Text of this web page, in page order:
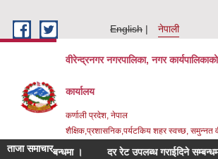
English
नेपाली
वीरेन्द्रनगर नगरपालिका, नगर कार्यपालिकाको
कार्यालय
कर्णाली प्रदेश, नेपाल
शैक्षिक,प्रशासनिक,पर्यटकिय शहर स्वच्छ, समुन्नत
ताजा समाचार
गर्ने सम्बन्धमा । दर रेट उपलब्ध गराईदिने सम्बन्धमा ।